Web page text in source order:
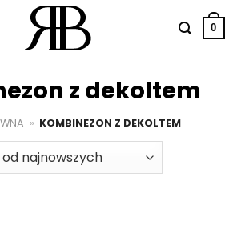
0
z dekoltem
» KOMBINEZON Z DEKOLTEM